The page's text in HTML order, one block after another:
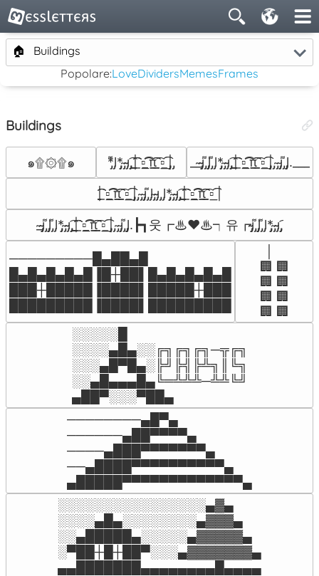
🏠
Buildings
Popolare:LoveDividersMemesFrames
Buildings
๑۩۞۩๑ *̡͌l̡*̡̡ ̴̡ı̴̴̡ ̡̡͡|̲̲̲͡͡͡ ̲▫̲͡ ̲̲̲͡͡π̲̲͡͡ ̲̲͡▫̲̲͡͡ ̲|̡̡̡ ̡ __̴ı̴̴̡̡̡ ̡͌l̡̡̡ ̡͌l̡*̡̡ ̴̡ı̴̴̡ ̡̡͡|̲̲̲͡͡͡ ̲▫̲͡ ̲̲̲͡͡π̲̲͡͡ ̲̲͡▫̲̲͡͡ ̲|̡̡̡ ̡ ̴̡ı̴̡̡ ̡͌l̡̡̡̡.___
|̲̲̲͡͡͡ ̲▫̲͡ ̲̲̲͡͡π̲̲͡͡ ̲̲͡▫̲̲͡͡ ̲|̡̡̡ ̡ ̴̡ı̴̡̡ ̡͌l̡ ̴̡ı̴̴̡ ̡l̡*̡̡ ̴̡ı̴̴̡ ̡̡͡|̲̲̲͡͡͡ ̲▫̲͡ ̲̲̲͡͡π̲̲͡͡ ̲̲͡▫̲̲͡͡ |
_̴ı̴̴̡̡̡ ̡͌l̡̡̡ ̡͌l̡*̡̡ ̴̡ı̴̴̡ ̡̡͡|̲̲̲͡͡͡ ̲▫̲͡ ̲̲̲͡͡π̲̲͡͡ ̲̲͡▫̲̲͡͡ ̲|̡̡̡ ̡ ̴̡ı̴̡̡ ̡͌l̡̡̡̡.┣┓웃┏♨❤♨┑유┏ı̴̴̡̡̡ ̡͌l̡̡̡ ̡͌l̡*̡̡ ̴̡ı̴̴̡ ̡̡͡
─────────█▄██▄█
█▄█▄█▄█▄█▐█┼██▌█▄█▄█▄█▄█
███┼█████▐████▌█████┼███
🏢 🏢
🏢 🏢
🏢 🏢
🏢 🏢
░░░░░█
░░░░▄█▄░░╔╗╔╗╔╗─╦╔╗
░░░▄█▀█▄░╠╝╠╣╠╩╗║╚╗
░░▄█▄▄▄█▄╚═╩╩╩─╩╩╚╝
▄██▀░░░▀██▄
────────▄█▀▄
──────▄██▀▀▀▀▄
────▄███▀▀▀▀▀▀▀▄
──▄████▀▀▀▀▀▀▀▀▀▀▄
▄█████▀▀▀▀▀▀▀▀▀▀▀▀▀▄
░░░░░░░░░░░░░░░░▄▓▄
░░░░▄█▄░░░░░░░░▄▓▓▓▄
░░▄█████▄░░░░░▄▓▓▓▓▓▄
░▀██┼█┼██▀░░░▄▓▓▓▓▓▓▓▄
▄▄███████▄▄▄▄▄▄▄▄█▄▄▄▄